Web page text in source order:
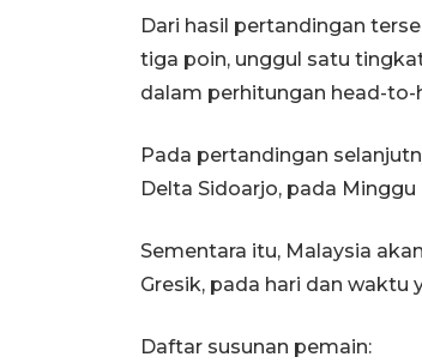
Dari hasil pertandingan
tiga poin, unggul satu
dalam perhitungan head-to-
Pada pertandingan
Delta Sidoarjo, pada Minggu
Sementara itu, Malaysia
Gresik, pada hari dan waktu
Daftar susunan pemain: